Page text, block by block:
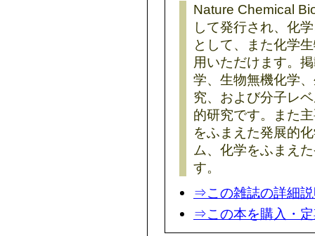
Nature Chemical
して発行され、化
として、また化学
用いただけます。
学、生物無機化学
究、および分子レ
的研究です。また
をふまえた発展的
ム、化学をふまえ
す。
⇒この雑誌の詳細
⇒この本を購入・